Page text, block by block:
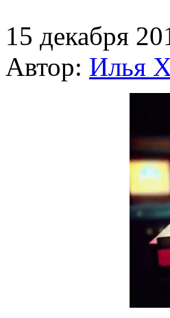
15 декабря
Автор: Илья